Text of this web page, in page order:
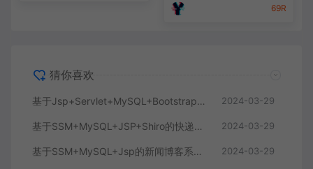
69R
猜你喜欢
基于Jsp+Servlet+MySQL+Bootstrap简单的学生信息管理系统 2024-03-29
基于SSM+MySQL+JSP+Shiro的快递物流信息管理系统 2024-03-29
基于SSM+MySQL+Jsp的新闻博客系统(附论文) 2024-03-29